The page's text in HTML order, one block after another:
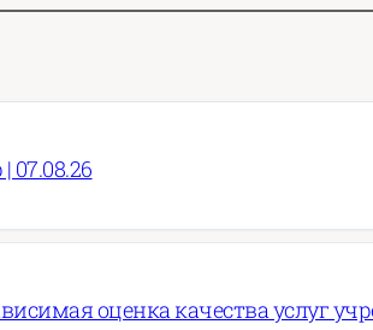
07.08.26
оценка качества услуг